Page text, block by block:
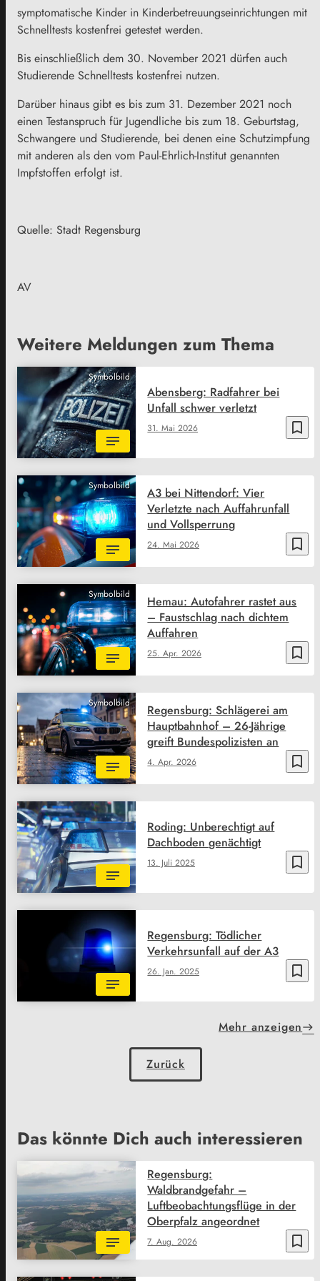
symptomatische Kinder in Kinderbetreuungseinrichtungen mit
Schnelltests kostenfrei getestet werden.
Bis einschließlich dem 30. November 2021 dürfen auch
Studierende Schnelltests kostenfrei nutzen.
Darüber hinaus gibt es bis zum 31. Dezember 2021 noch
einen Testanspruch für Jugendliche bis zum 18. Geburtstag,
Schwangere und Studierende, bei denen eine Schutzimpfung
mit anderen als den vom Paul-Ehrlich-Institut genannten
Impfstoffen erfolgt ist.
Quelle: Stadt Regensburg
AV
Weitere Meldungen zum Thema
Symbolbild
bookmark_border
31. Mai 2026
Abensberg: Radfahrer bei
Unfall schwer verletzt
Symbolbild
bookmark_border
24. Mai 2026
A3 bei Nittendorf: Vier
Verletzte nach Auffahrunfall
und Vollsperrung
Symbolbild
bookmark_border
25. Apr. 2026
Hemau: Autofahrer rastet aus
– Faustschlag nach dichtem
Auffahren
Symbolbild
bookmark_border
4. Apr. 2026
Regensburg: Schlägerei am
Hauptbahnhof – 26-Jährige
greift Bundespolizisten an
bookmark_border
13. Juli 2025
Roding: Unberechtigt auf
Dachboden genächtigt
bookmark_border
26. Jan. 2025
Regensburg: Tödlicher
Verkehrsunfall auf der A3
Mehr anzeigen
Zurück
Das könnte Dich auch interessieren
bookmark_border
7. Aug. 2026
Regensburg:
Waldbrandgefahr –
Luftbeobachtungsflüge in der
Oberpfalz angeordnet